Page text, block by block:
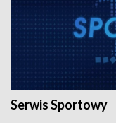
Serwis Sportowy